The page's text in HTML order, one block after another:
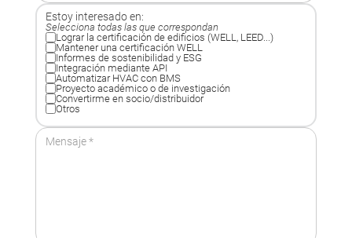
Estoy interesado en:
Selecciona todas las que correspondan
Lograr la certificación de edificios (WELL, LEED...)
Mantener una certificación WELL
Informes de sostenibilidad y ESG
Integración mediante API
Automatizar HVAC con BMS
Proyecto académico o de investigación
Convertirme en socio/distribuidor
Otros